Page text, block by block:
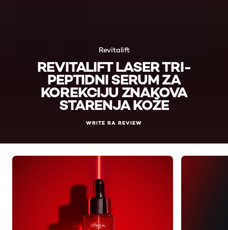
Revitalift
REVITALIFT LASER TRI-
PEPTIDNI SERUM ZA
KOREKCIJU ZNAKOVA
STARENJA KOŽE
WRITE RA REVIEW